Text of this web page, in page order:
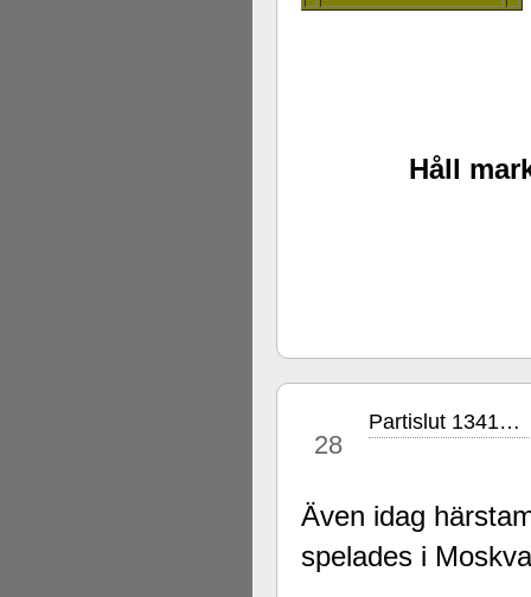
Håll
28
Partislut 1341…
Även idag
spelades i